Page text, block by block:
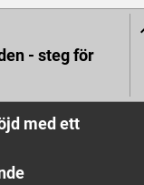
- steg för
med ett